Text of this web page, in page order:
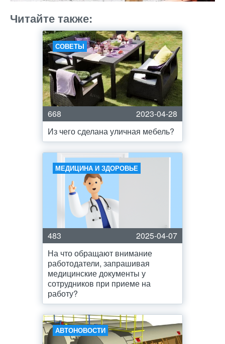
Читайте также:
СОВЕТЫ
668
2023-04-28
Из чего сделана уличная мебель?
МЕДИЦИНА И ЗДОРОВЬЕ
483
2025-04-07
На что обращают внимание
работодатели, запрашивая
медицинские документы у
сотрудников при приеме на
работу?
АВТОНОВОСТИ